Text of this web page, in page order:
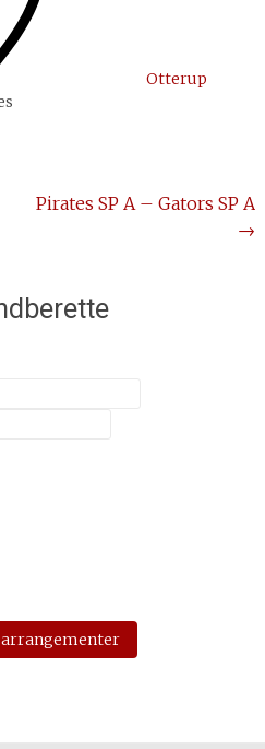
Otterup
Pirates SP A – Gators SP A
→